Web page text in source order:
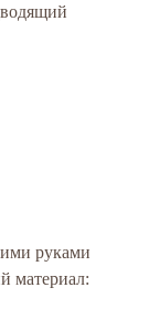
руками
материал: